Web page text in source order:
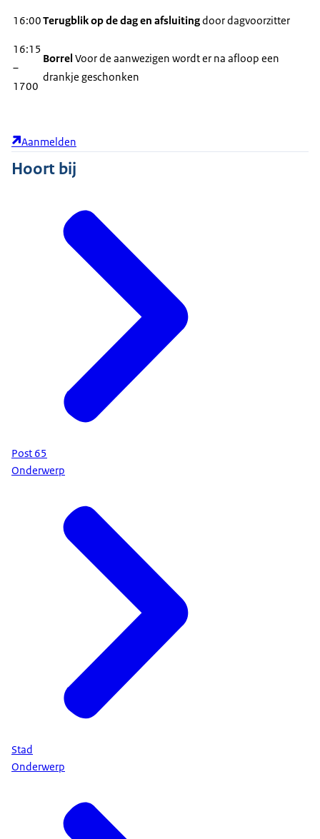
16:00Terugblik op de dag en afsluitingdoordagvoorzitter
16:15
–
1700
Borrel Voor de aanwezigen wordt er na afloop een
drankje geschonken
Aanmelden
Hoort bij
Post 65
Onderwerp
Stad
Onderwerp